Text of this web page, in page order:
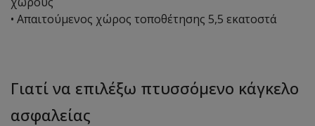
• Απαιτούμενος χώρος τοποθέτησης 5,5 εκατοστά
Γιατί να επιλέξω πτυσσόμενο κάγκελο
ασφαλείας